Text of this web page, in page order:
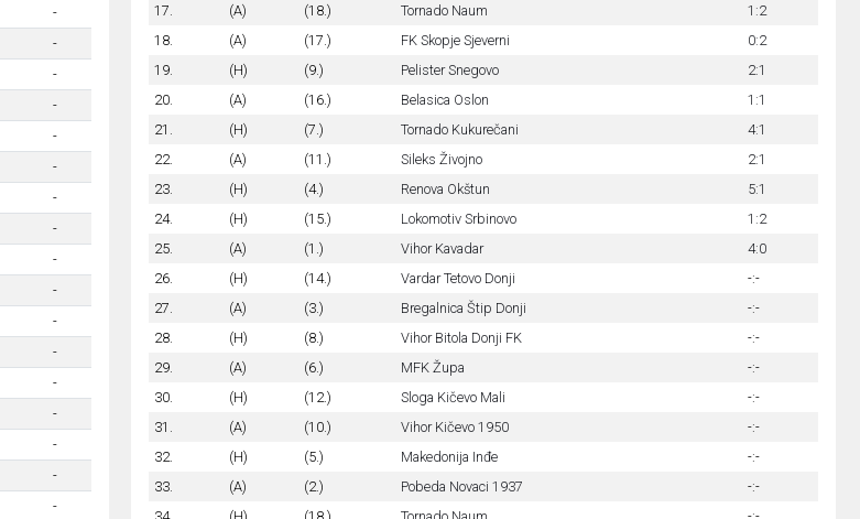
-
-
-
-
-
-
-
-
-
-
-
-
-
-
-
-
-
17.
(A) (18.) Tornado Naum
1:2
18.
(A) (17.) FK Skopje Sjeverni
0:2
19.
(H) (9.) Pelister Snegovo
2:1
20.
(A) (16.) Belasica Oslon
1:1
21.
(H) (7.) Tornado Kukurečani
4:1
22.
(A) (11.) Sileks Živojno
2:1
23.
(H) (4.) Renova Okštun
5:1
24.
(H) (15.) Lokomotiv Srbinovo
1:2
25.
(A) (1.) Vihor Kavadar
4:0
26.
(H) (14.) Vardar Tetovo Donji
-:-
27.
(A) (3.) Bregalnica Štip Donji
-:-
28.
(H) (8.) Vihor Bitola Donji FK
-:-
29.
(A) (6.) MFK Župa
-:-
30.
(H) (12.) Sloga Kičevo Mali
-:-
31.
(A) (10.) Vihor Kičevo 1950
-:-
32.
(H) (5.) Makedonija Inđe
-:-
33.
(A) (2.) Pobeda Novaci 1937
-:-